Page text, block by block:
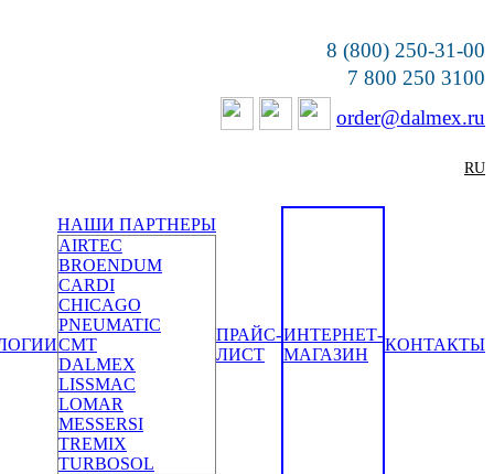
8 (800) 250-31-00
7 800 250 3100
order@dalmex.ru
RU
НАШИ ПАРТНЕРЫ
AIRTEC
BROENDUM
CARDI
CHICAGO
PNEUMATIC
CMT
DALMEX
LISSMAC
LOMAR
MESSERSI
TREMIX
TURBOSOL
ПРАЙС-
ЛИСТ
ИНТЕРНЕТ-
МАГАЗИН
КОНТАКТЫ